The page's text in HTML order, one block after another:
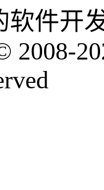
软件开
2008-